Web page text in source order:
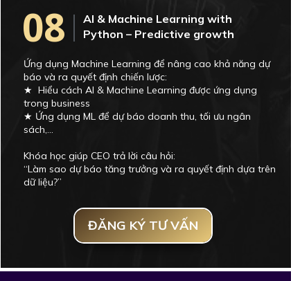
ĐĂNG KÝ TƯ VẤN
08
AI & Machine Learning with
Python – Predictive growth
Ứng dụng Machine Learning để nâng cao khả năng dự
báo và ra quyết định chiến lược:
★ Hiểu cách AI & Machine Learning được ứng dụng
trong business
★ Ứng dụng ML để dự báo doanh thu, tối ưu ngân
sách,...
Khóa học giúp CEO trả lời câu hỏi:
“Làm sao dự báo tăng trưởng và ra quyết định dựa trên
dữ liệu?”